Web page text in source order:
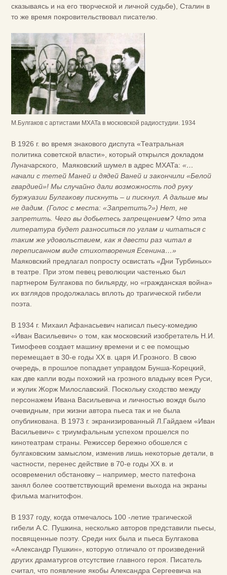
сказываясь и на его творческой и личной судьбе), Сталин в
то же время покровительствовал писателю.
М.Булгаков с артистами МХАТа в московской радиостудии. 1934
В 1926 г. во время знакового диспута «Театральная
политика советской власти», который открылся докладом
Луначарского, Маяковский шумел в адрес МХАТа: «…
начали с тетей Маней и дядей Ваней и закончили «Белой
гвардией»! Мы случайно дали возможность под руку
буржуазии Булгакову пискнуть – и пискнул. А дальше мы
не дадим. (Голос с места: «Запретить?») Нет, не
запретить. Чего вы добьетесь запрещением? Что эта
литература будет разноситься по углам и читаться с
таким же удовольствием, как я двести раз читал в
переписанном виде стихотворения Есенина…»
Маяковский предлагал попросту освистать «Дни Турбиных»
в театре. При этом певец революции частенько был
партнером Булгакова по бильярду, но «гражданская война»
их взглядов продолжалась вплоть до трагической гибели
поэта.
В 1934 г. Михаил Афанасьевич написал пьесу-комедию
«Иван Васильевич» о том, как московский изобретатель Н.И.
Тимофеев создает машину времени и с ее помощью
перемещает в 30-е годы XX в. царя И.Грозного. В свою
очередь, в прошлое попадает управдом Бунша-Корецкий,
как две капли воды похожий на грозного владыку всея Руси,
и жулик Жорж Милославский. Поскольку сходство между
персонажем Ивана Васильевича и личностью вождя было
очевидным, при жизни автора пьеса так и не была
опубликована. В 1973 г. экранизированный Л.Гайдаем «Иван
Васильевич» с триумфальным успехом прошелся по
кинотеатрам страны. Режиссер бережно обошелся с
булгаковским замыслом, изменив лишь некоторые детали, в
частности, перенес действие в 70-е годы ХХ в. и
осовременил обстановку – например, место патефона
занял более соответствующий времени выхода на экраны
фильма магнитофон.
В 1937 году, когда отмечалось 100 -летие трагической
гибели А.С. Пушкина, несколько авторов представили пьесы,
посвященные поэту. Среди них была и пьеса Булгакова
«Александр Пушкин», которую отличало от произведений
других драматургов отсутствие главного героя. Писатель
считал, что появление якобы Александра Сергеевича на